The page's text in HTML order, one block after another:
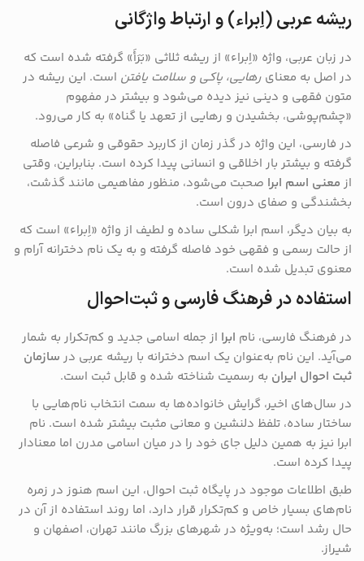
ریشه عربی (اِبراء) و ارتباط واژگانی
در زبان عربی، واژه «اِبراء» از ریشه ثلاثی «بَرَأَ» گرفته شده است که
در اصل به معنای رهایی، پاکی و سلامت یافتن است. این ریشه در
متون فقهی و دینی نیز دیده می‌شود و بیشتر در مفهوم
«چشم‌پوشی، بخشیدن و رهایی از تعهد یا گناه» به کار می‌رود.
در فارسی، این واژه در گذر زمان از کاربرد حقوقی و شرعی فاصله
گرفته و بیشتر بار اخلاقی و انسانی پیدا کرده است. بنابراین، وقتی
از معنی اسم ابرا صحبت می‌شود، منظور مفاهیمی مانند گذشت،
بخشندگی و صفای درون است.
به بیان دیگر، اسم ابرا شکلی ساده و لطیف از واژه «اِبراء» است که
از حالت رسمی و فقهی خود فاصله گرفته و به یک نام دخترانه آرام و
معنوی تبدیل شده است.
استفاده در فرهنگ فارسی و ثبت‌احوال
در فرهنگ فارسی، نام ابرا از جمله اسامی جدید و کم‌تکرار به شمار
می‌آید. این نام به‌عنوان یک اسم دخترانه با ریشه عربی در سازمان
ثبت احوال ایران به رسمیت شناخته شده و قابل ثبت است.
در سال‌های اخیر، گرایش خانواده‌ها به سمت انتخاب نام‌هایی با
ساختار ساده، تلفظ دلنشین و معانی مثبت بیشتر شده است. نام
ابرا نیز به همین دلیل جای خود را در میان اسامی مدرن اما معنادار
پیدا کرده است.
طبق اطلاعات موجود در پایگاه ثبت احوال، این اسم هنوز در زمره
نام‌های بسیار خاص و کم‌تکرار قرار دارد، اما روند استفاده از آن در
حال رشد است؛ به‌ویژه در شهرهای بزرگ مانند تهران، اصفهان و
شیراز.